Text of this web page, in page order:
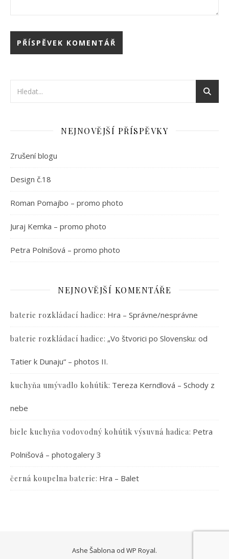
NEJNOVĚJŠÍ PŘÍSPĚVKY
Zrušení blogu
Design č.18
Roman Pomajbo – promo photo
Juraj Kemka – promo photo
Petra Polnišová – promo photo
NEJNOVĚJŠÍ KOMENTÁŘE
baterie rozkládací hadice: Hra – Správne/nesprávne
baterie rozkládací hadice: „Vo štvorici po Slovensku: od
Tatier k Dunaju“ – photos II.
kuchyňa umývadlo kohútik: Tereza Kerndlová – Schody z
nebe
biele kuchyňa vodovodný kohútik výsuvná hadica: Petra
Polnišová – photogalery 3
černá koupelna baterie: Hra – Balet
Ashe Šablona od WP Royal.